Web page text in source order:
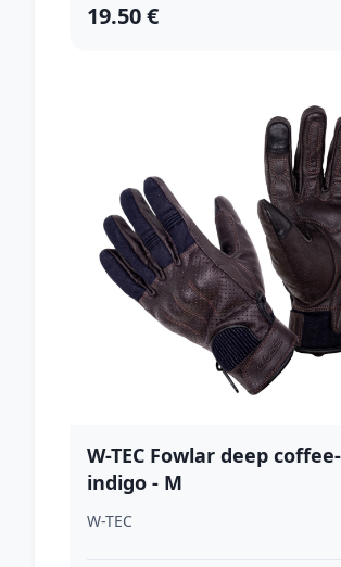
19.50 €
W-TEC Fowlar deep coffee-
indigo - M
W-TEC